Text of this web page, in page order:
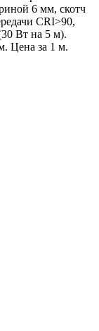
6 мм, скотч
CRI>90,
Вт на 5 м).
Цена за 1 м.